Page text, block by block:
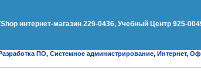
интернет-магазин 229-0436, Учебный Центр 925-
ПО, Системное администрирование, Интернет,